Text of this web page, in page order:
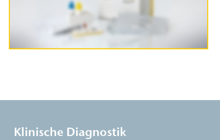
Klinische Diagnostik